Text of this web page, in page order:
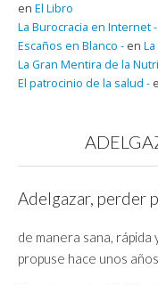
en El Libro
La Burocracia en Internet -
Escaños en Blanco - en
La Gran Mentira de la
El patrocinio de la salud -
Adelgazar, perder
de manera sana,
propuse hace unos